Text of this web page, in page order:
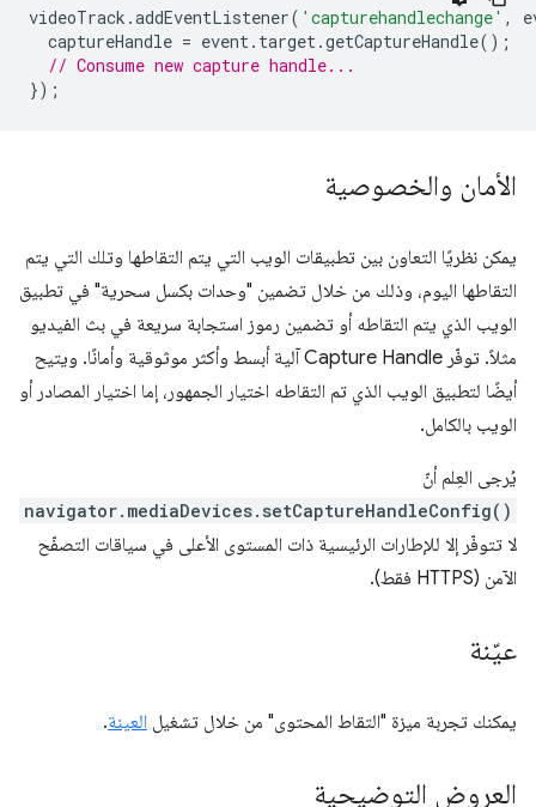
videoTrack .addEventListener( 'capturehandlechange' ,
captureHandle = event . target .getCaptureHandle();
// Consume new capture handle...
});
الأمان والخصوصية
يمكن نظريًا التعاون بين تطبيقات الويب التي يتم التقاطها وتلك التي يتم
التقاطها اليوم، وذلك من خلال تضمين "وحدات بكسل سحرية" في تطبيق
الويب الذي يتم التقاطه أو تضمين رموز استجابة سريعة في بث الفيديو
مثلاً. توفّر Capture Handle آلية أبسط وأكثر موثوقية وأمانًا. ويتيح
أيضًا لتطبيق الويب الذي تم التقاطه اختيار الجمهور، إما اختيار المصادر أو
الويب بالكامل.
يُرجى العِلم أنّ
navigator.mediaDevices.setCaptureHandleConfig()
لا تتوفّر إلا للإطارات الرئيسية ذات المستوى الأعلى في سياقات التصفّح
الآمن (HTTPS فقط).
عيّنة
يمكنك تجربة ميزة "التقاط المحتوى" من خلال تشغيل العينة.
العروض التوضيحية